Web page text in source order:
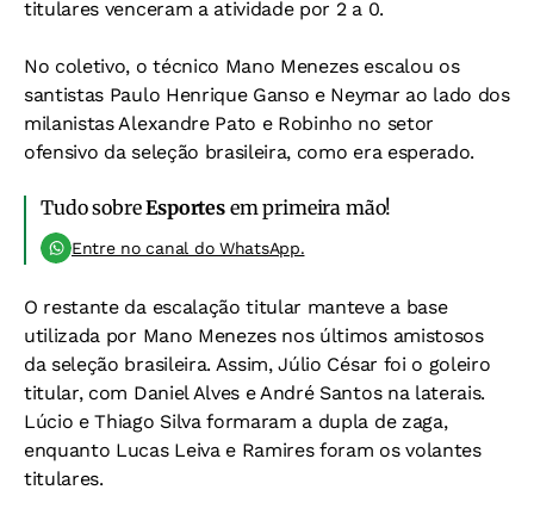
titulares venceram a atividade por 2 a 0.
No coletivo, o técnico Mano Menezes escalou os
santistas Paulo Henrique Ganso e Neymar ao lado dos
milanistas Alexandre Pato e Robinho no setor
ofensivo da seleção brasileira, como era esperado.
Tudo sobreEsportesem primeira mão!
Entre no canal do WhatsApp.
O restante da escalação titular manteve a base
utilizada por Mano Menezes nos últimos amistosos
da seleção brasileira. Assim, Júlio César foi o goleiro
titular, com Daniel Alves e André Santos na laterais.
Lúcio e Thiago Silva formaram a dupla de zaga,
enquanto Lucas Leiva e Ramires foram os volantes
titulares.